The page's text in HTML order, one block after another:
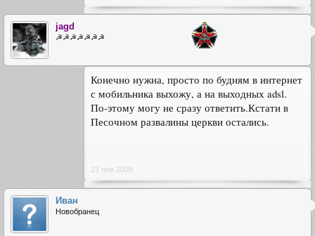
jagd
☭☭☭☭☭☭☭
Конечно нужна, просто по будням в интернет
с мобильника выхожу, а на выходных adsl.
По-этому могу не сразу ответить.Кстати в
Песочном развалины церкви остались.
23 янв 2009
Иван
Новобранец